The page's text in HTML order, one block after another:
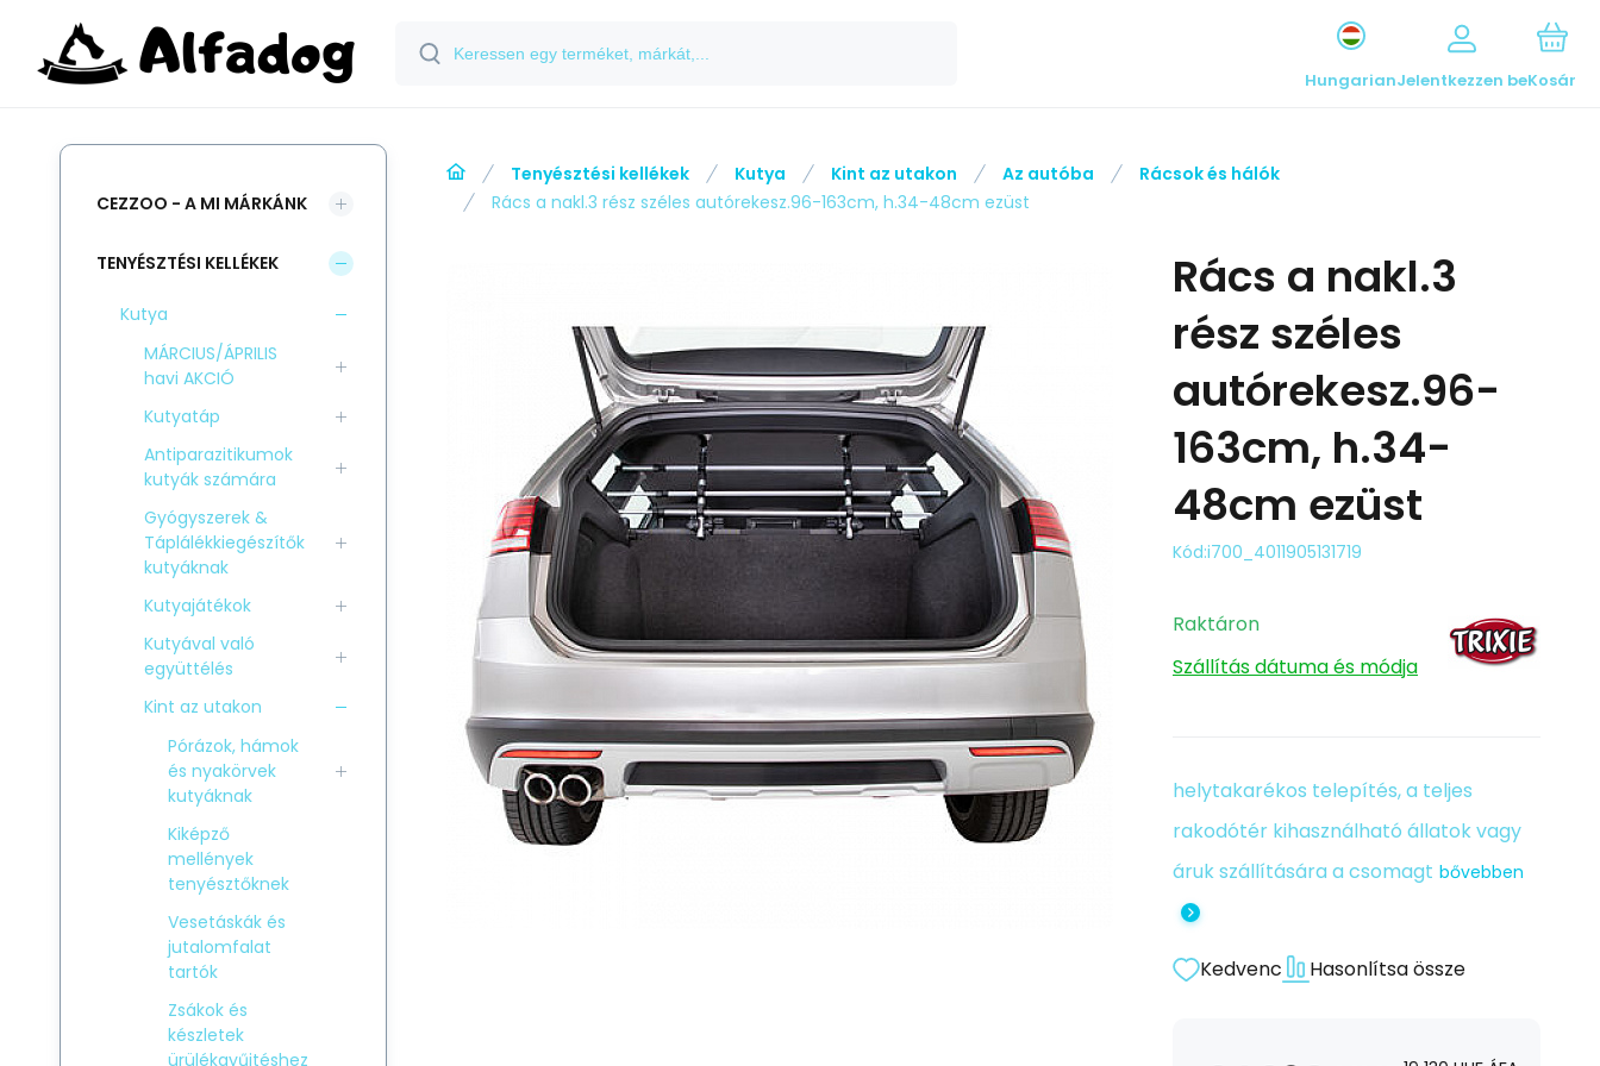
HungarianJelentkezzen beKosár
Tenyésztési kellékek Kutya Kint az utakon Az autóba
Rácsok és hálók
Rács a nakl.3 rész széles autórekesz.96-163cm, h.34-48cm ezüst
Rács a nakl.3
rész széles
autórekesz.96-
163cm, h.34-
48cm ezüst
Kód:i700_4011905131719
Raktáron
Szállítás dátuma és módja
helytakarékos telepítés, a teljes
rakodótér kihasználható állatok vagy
áruk szállítására a csomagt bővebben
Kedvenc Hasonlítsa össze
CEZZOO - A MI MÁRKÁNK
TENYÉSZTÉSI KELLÉKEK
Kutya
MÁRCIUS/ÁPRILIS
havi AKCIÓ
Kutyatáp
Antiparazitikumok
kutyák számára
Gyógyszerek &
Táplálékkiegészítők
kutyáknak
Kutyajátékok
Kutyával való
együttélés
Kint az utakon
Pórázok, hámok
és nyakörvek
kutyáknak
Kiképző
mellények
tenyésztőknek
Vesetáskák és
jutalomfalat
tartók
Zsákok és
készletek
ürülékgyűjtéshez